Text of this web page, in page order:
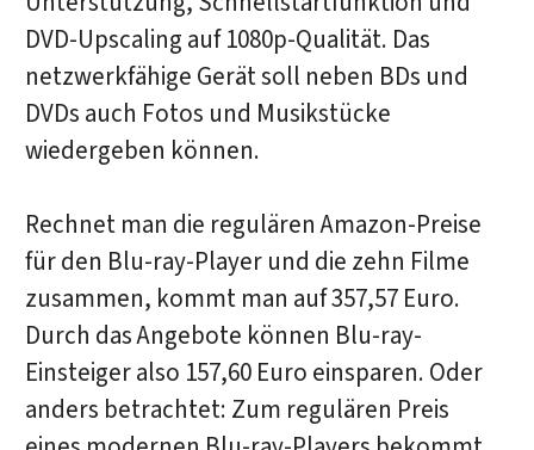
DVD-Upscaling auf 1080p-Qualität. Das
netzwerkfähige Gerät soll neben BDs und
DVDs auch Fotos und Musikstücke
wiedergeben können.
Rechnet man die regulären Amazon-Preise
für den Blu-ray-Player und die zehn Filme
zusammen, kommt man auf 357,57 Euro.
Durch das Angebote können Blu-ray-
Einsteiger also 157,60 Euro einsparen. Oder
anders betrachtet: Zum regulären Preis